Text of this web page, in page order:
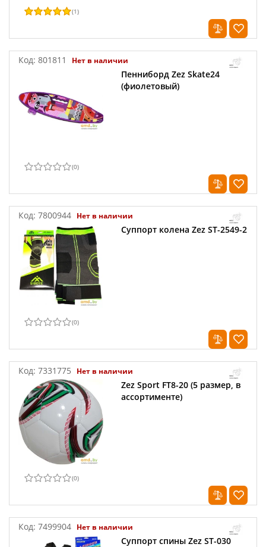
(1)
Код: 801811 Нет в наличии
Пенниборд Zez Skate24
(фиолетовый)
(0)
Код: 7800944 Нет в наличии
Суппорт колена Zez ST-2549-2
(0)
Код: 7331775 Нет в наличии
Zez Sport FT8-20 (5 размер, в
ассортименте)
(0)
Код: 7499904 Нет в наличии
Суппорт спины Zez ST-030